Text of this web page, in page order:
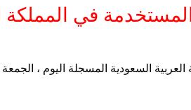
في المملكة